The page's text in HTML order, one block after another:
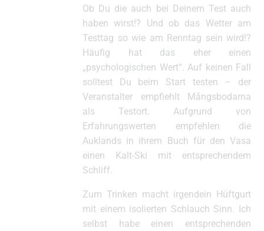
Ob Du die auch bei Deinem Test auch
haben wirst!? Und ob das Wetter am
Testtag so wie am Renntag sein wird!?
Häufig hat das eher einen
„psychologischen Wert“. Auf keinen Fall
solltest Du beim Start testen – der
Veranstalter empfiehlt Mångsbodarna
als Testort. Aufgrund von
Erfahrungswerten empfehlen die
Auklands in ihrem Buch für den Vasa
einen Kalt-Ski mit entsprechendem
Schliff.
Zum Trinken macht irgendein Hüftgurt
mit einem isolierten Schlauch Sinn. Ich
selbst habe einen entsprechenden